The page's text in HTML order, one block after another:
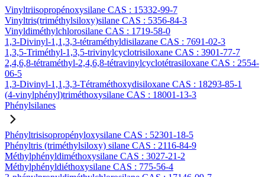
Vinyltriisopropénoxysilane CAS : 15332-99-7
Vinyltris(triméthylsiloxy)silane CAS : 5356-84-3
Vinyldiméthylchlorosilane CAS : 1719-58-0
1,3-Divinyl-1,1,3,3-tétraméthyldisilazane CAS : 7691-02-3
1,3,5-Triméthyl-1,3,5-trivinylcyclotrisiloxane CAS : 3901-77-7
2,4,6,8-tétraméthyl-2,4,6,8-tétravinylcyclotétrasiloxane CAS : 2554-
06-5
1,3-Divinyl-1,1,3,3-Tétraméthoxydisiloxane CAS : 18293-85-1
(4-vinylphényl)triméthoxysilane CAS : 18001-13-3
Phénylsilanes
Phényltrisisopropényloxysilane CAS : 52301-18-5
Phényltris (triméthylsiloxy) silane CAS : 2116-84-9
Méthylphényldiméthoxysilane CAS : 3027-21-2
Méthylphényldiéthoxysilane CAS : 775-56-4